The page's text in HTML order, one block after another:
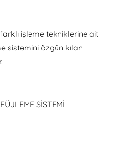
işleme tekniklerine ait
sistemini özgün kılan
SİSTEMİ